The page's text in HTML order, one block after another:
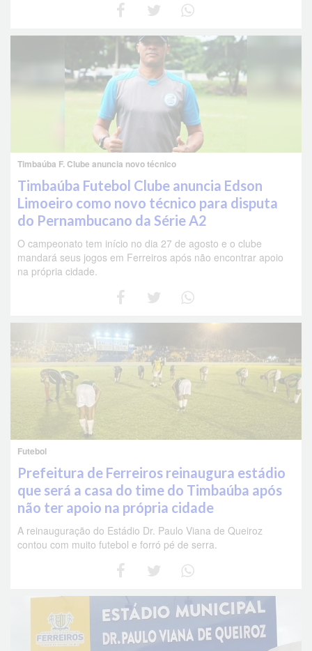
Timbaúba F. Clube anuncia novo técnico
Timbaúba Futebol Clube anuncia Edson
Limoeiro como novo técnico para disputa
do Pernambucano da Série A2
O campeonato tem início no dia 27 de agosto e o clube
mandará seus jogos em Ferreiros após não encontrar apoio
na própria cidade.
Futebol
Prefeitura de Ferreiros reinaugura estádio
que será a casa do time do Timbaúba após
não ter apoio na própria cidade
A reinauguração do Estádio Dr. Paulo Viana de Queiroz
contou com muito futebol e forró pé de serra.